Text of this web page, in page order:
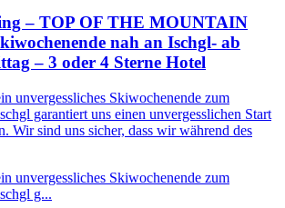
– TOP OF THE MOUNTAIN
nah an Ischgl- ab
– 3 oder 4 Sterne Hotel
unvergessliches Skiwochenende zum
garantiert uns einen unvergesslichen Start
Wir sind uns sicher, dass wir während des
unvergessliches Skiwochenende zum
g...